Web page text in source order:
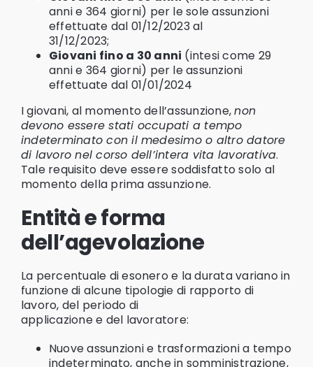
anni e 364 giorni) per le sole assunzioni
effettuate dal 01/12/2023 al
31/12/2023;
Giovani fino a 30 anni (intesi come 29
anni e 364 giorni) per le assunzioni
effettuate dal 01/01/2024
I giovani, al momento dell’assunzione,non
devono essere stati occupati a tempo
indeterminato con il medesimo o altro datore
di lavoro nel corso dell’intera vita lavorativa.
Tale requisito deve essere soddisfatto solo al
momento della prima assunzione.
Entità e forma
dell’agevolazione
La percentuale di esonero e la durata variano in
funzione di alcune tipologie di rapporto di
lavoro, del periodo di
applicazione e del lavoratore:
Nuove assunzioni e trasformazioni a tempo
indeterminato, anche in somministrazione,